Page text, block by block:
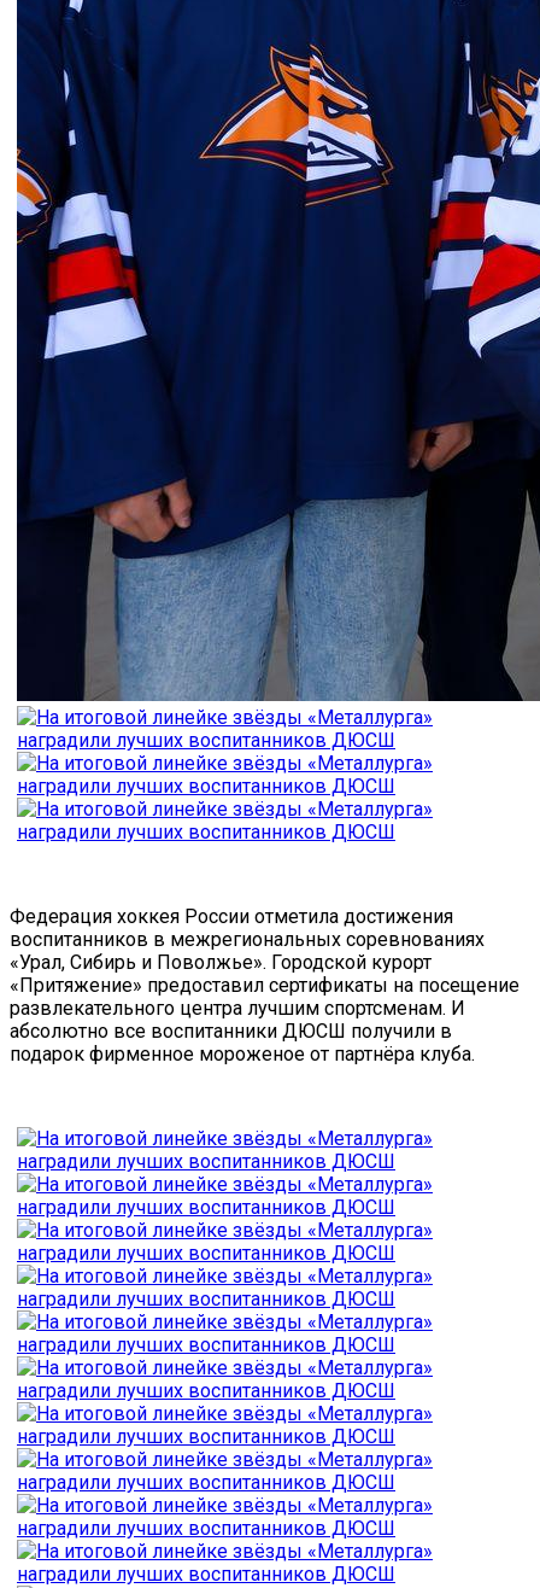
Федерация хоккея России отметила достижения
воспитанников в межрегиональных соревнованиях
«Урал, Сибирь и Поволжье». Городской курорт
«Притяжение» предоставил сертификаты на посещение
развлекательного центра лучшим спортсменам. И
абсолютно все воспитанники ДЮСШ получили в
подарок фирменное мороженое от партнёра клуба.